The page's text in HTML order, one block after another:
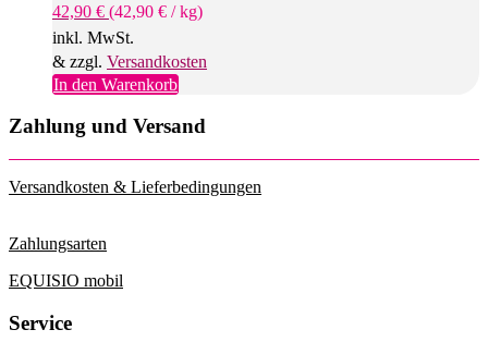
auf
gewählt
42,90 € (42,90 € /kg)
inkl. MwSt.
& zzgl. Versandkosten
In den Warenkorb
Zahlung und Versand
Versandkosten & Lieferbedingungen
Zahlungsarten
EQUISIO mobil
Service